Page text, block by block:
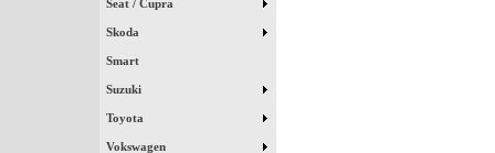
Seat / Cupra
Skoda
Smart
Suzuki
Toyota
Vokswagen